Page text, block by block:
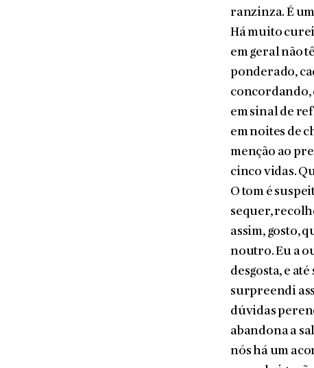
ranzinza. É
Há muito
em geral não
ponde­rado,
concordando,
em sinal de
em noites de
menção ao
cinco vidas.
O tom é
sequer,
assim, gosto,
noutro. Eu a
desgosta, e
surpreendi
dúvidas
abandona a
nós há um